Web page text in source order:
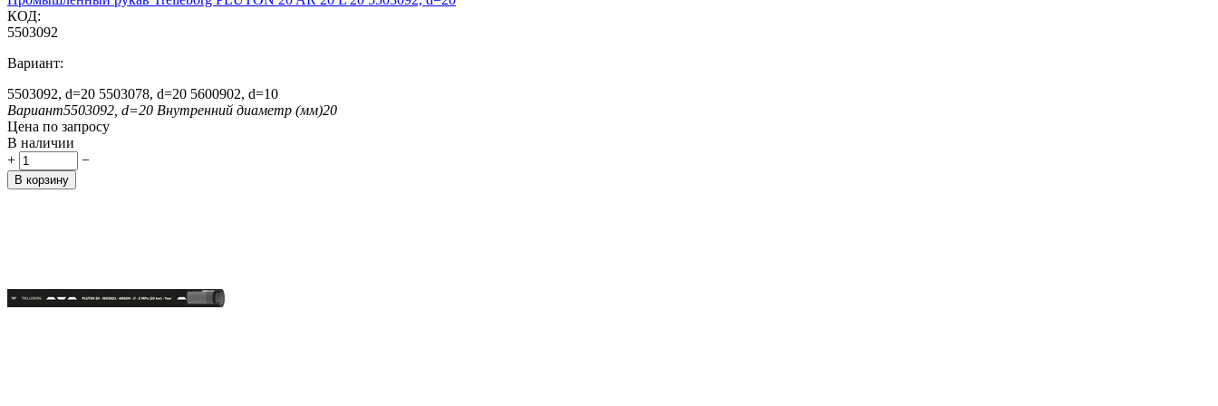
КОД:
5503092
Вариант:
5503092, d=20 5503078, d=20 5600902, d=10
Вариант5503092, d=20 Внутренний диаметр (мм)20
Цена по запросу
В наличии
+
−
В корзину